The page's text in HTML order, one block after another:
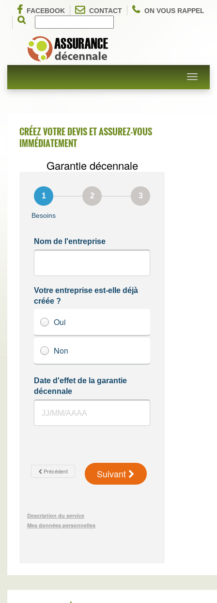
FACEBOOK CONTACT ON VOUS RAPPEL
Toggle
CRÉEZ VOTRE DEVIS ET ASSUREZ-VOUS
IMMÉDIATEMENT